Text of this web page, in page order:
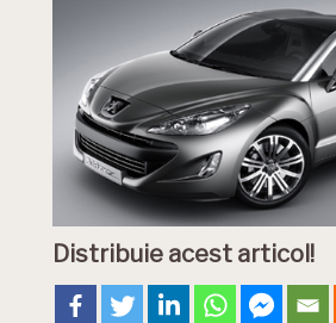
Distribuie acest articol!